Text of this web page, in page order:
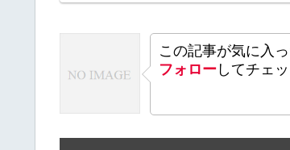
この記事が気に入
フォロー してチェ